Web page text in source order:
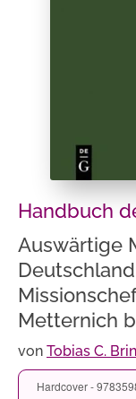
Handbuch
Auswärtige
Metternich
von Tobias C.
Hardcover -